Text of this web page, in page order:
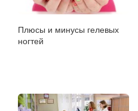
Плюсы и минусы гелевых
ногтей